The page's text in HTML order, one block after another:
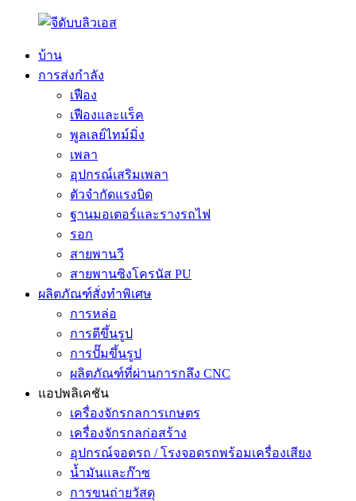
บ้าน
การส่งกำลัง
เฟือง
เฟืองและแร็ค
พูลเลย์ไทม์มิ่ง
เพลา
อุปกรณ์เสริมเพลา
ตัวจำกัดแรงบิด
ฐานมอเตอร์และรางรถไฟ
รอก
สายพานวี
สายพานซิงโครนัส PU
ผลิตภัณฑ์สั่งทำพิเศษ
การหล่อ
การตีขึ้นรูป
การปั๊มขึ้นรูป
ผลิตภัณฑ์ที่ผ่านการกลึง CNC
แอปพลิเคชัน
เครื่องจักรกลการเกษตร
เครื่องจักรกลก่อสร้าง
อุปกรณ์จอดรถ / โรงจอดรถพร้อมเครื่องเสียง
น้ำมันและก๊าซ
การขนถ่ายวัสดุ